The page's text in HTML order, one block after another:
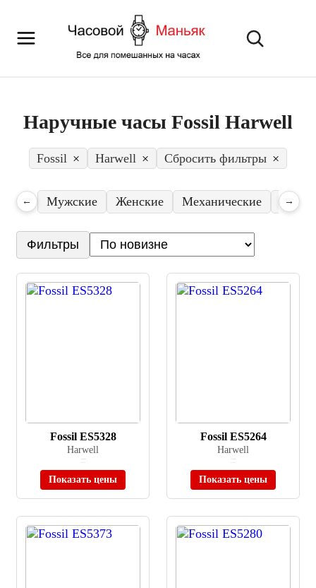
Наручные часы Fossil Harwell
Fossil × Harwell × Сбросить фильтры ×
← Мужские Женские Механические →
Фильтры
Fossil ES5328
Harwell
Показать цены
Fossil ES5264
Harwell
Показать цены